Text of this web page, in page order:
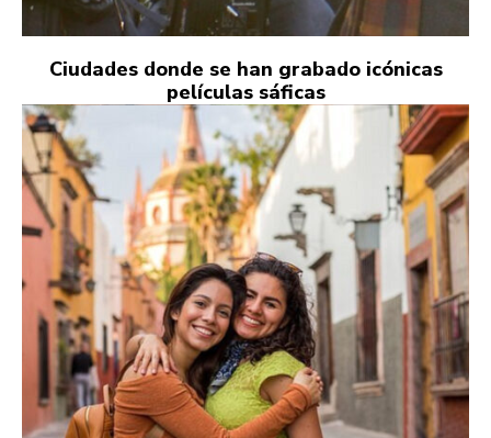
Ciudades donde se han grabado icónicas
películas sáficas